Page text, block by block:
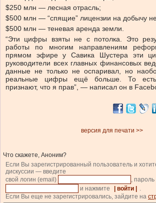
$250 млн — лесная отрасль;
$500 млн — “спящие” лицензии на добычу
$500 млн — теневая аренда земли.
“Эти цифры взяты не с потолка. Это
работы по многим направлениям
прямом эфире у Савика Шустера эти
руководители всех главных финансовых
данные не только не оспаривал, но
реальные цифры ещё больше. То есть
признают, что я прав”, — написал он в
версия для печати >>
Что скажете, Аноним?
Если Вы зарегистрированный пользователь и
дискуссии — введите
свой логин (email)
, пароль
и нажмите
| войти |
.
Если Вы еще не зарегистрировались, зайдите на